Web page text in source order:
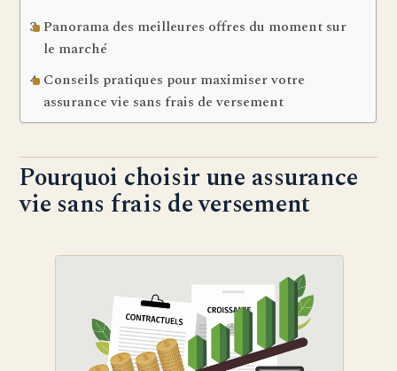
Panorama des meilleures offres du moment sur
le marché
Conseils pratiques pour maximiser votre
assurance vie sans frais de versement
Pourquoi choisir une assurance
vie sans frais de versement